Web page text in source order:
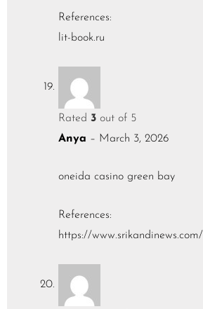
References:
lit-book.ru
Rated 3 out of 5
Anya – March 3, 2026
oneida casino green bay
References:
https://www.srikandinews.com/